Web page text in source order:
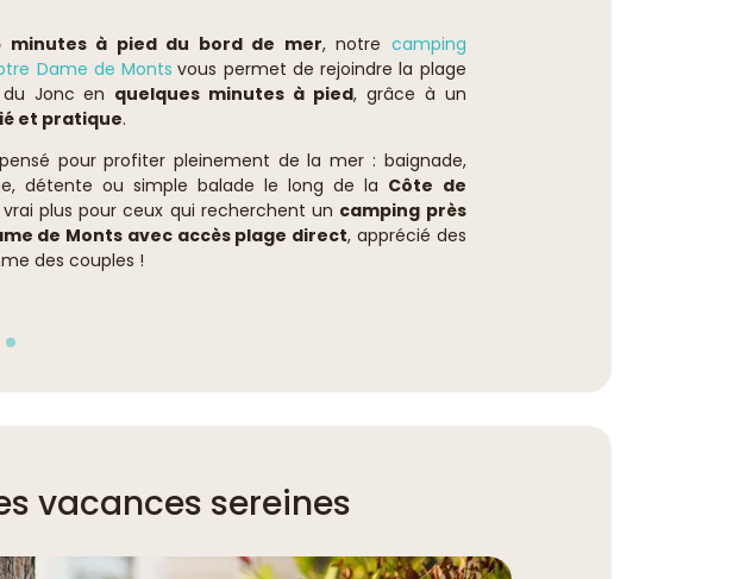
minutes à pied du bord de mer, notre camping
Dame de Monts vous permet de rejoindre la plage
Jonc en quelques minutes à pied, grâce à un
et pratique.
pour profiter pleinement de la mer : baignade,
détente ou simple balade le long de la Côte de
vrai plus pour ceux qui recherchent un camping près
de Monts avec accès plage direct, apprécié des
des couples !
vacances sereines